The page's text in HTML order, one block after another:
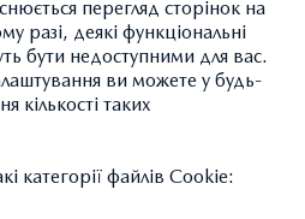
2009 р. Основним видом
нових автомобілів Mazda,
обслуговування, продаж
аксесуарів і
перегляд сторінок на
разі, деякі функціональні
бути недоступними для вас.
ви можете у будь-
кількості таких
категорії файлів Cookie: